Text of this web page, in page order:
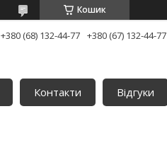
Кошик
+380 (68) 132-44-77 +380 (67) 132-44-77
Контакти
Відгуки